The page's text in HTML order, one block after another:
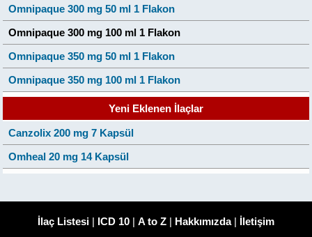
Omnipaque 300 mg 50 ml 1 Flakon
Omnipaque 300 mg 100 ml 1 Flakon
Omnipaque 350 mg 50 ml 1 Flakon
Omnipaque 350 mg 100 ml 1 Flakon
Yeni Eklenen İlaçlar
Canzolix 200 mg 7 Kapsül
Omheal 20 mg 14 Kapsül
İlaç Listesi | ICD 10 | A to Z | Hakkımızda| İletişim